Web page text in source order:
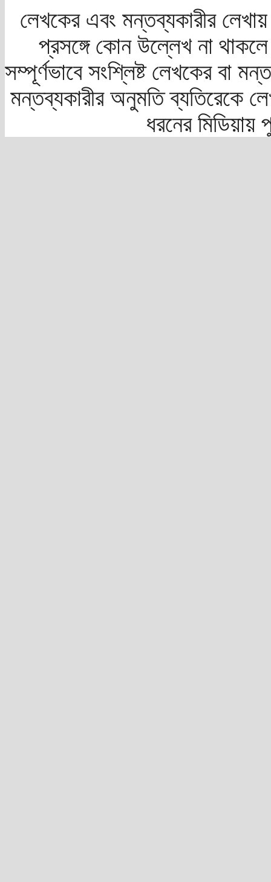
লেখকের এবং মন্তব্যকারীর
প্রসঙ্গে কোন উল্লেখ না
সম্পূর্ণভাবে সংশ্লিষ্ট লেখকের বা
মন্তব্যকারীর অনুমতি ব্যতিরেকে
ধরনের মিডিয়ায়